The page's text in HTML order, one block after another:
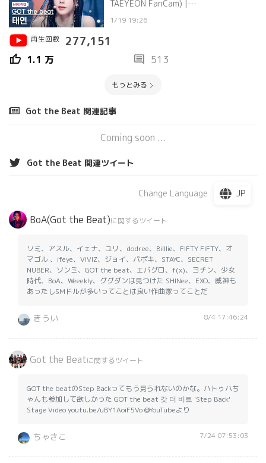
TAEYEON FanCam) |
1/19 19:26
再生回数
277,151
thumb_up 1.1 万 comment 513
もっとみる
Got the Beat 関連記事
Coming soon ...
Got the Beat 関連ツイート
Change Language JP
BoA(Got the Beat)に関するツイート
ソミ、アスル、イェナ、ユリ、dodree、Billlie、FIFTY FIFTY、オ
マゴル 、ifeye、VIVIZ、ジョイ、パポキ、STAYC、SECRET
NUBER、ソンミ、GOT the beat、エバグロ、f(x)、ヨチン、少女
時代、BoA、Weeekly、ググダンは見つけた SHINee、EXO、威神も
あったしSMドルが多いってことは良い作曲家ってことだ
きうい 8/4 17:46:24
Got the Beatに関するツイート
GOT the beatのStep Backってもう見られないのかな。ハトゥハち
ゃんも参加して欲しかった GOT the beat 갓 더 비트 'Step Back'
Stage Video youtu.be/uBY1AoiF5Vo @YouTubeより
ちゃきこ 7/24 07:53:03